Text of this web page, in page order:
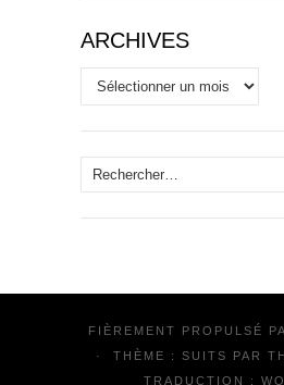
ARCHIVES
Archives
Rechercher :
FIÈREMENT PROPULSÉ
·
THÈME : SUITS PAR
TRADUCTION :